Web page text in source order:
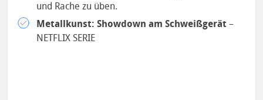
und Rache zu üben.
Metallkunst: Showdown am Schweißgerät –
NETFLIX SERIE